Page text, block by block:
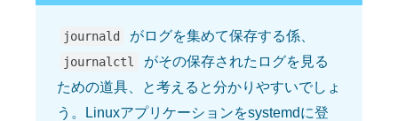
journald がログを集めて保存する係、
journalctl
がその保存されたログを見る
ための道具、と考えると分かりやすいでしょ
う。Linuxアプリケーションをsystemdに登